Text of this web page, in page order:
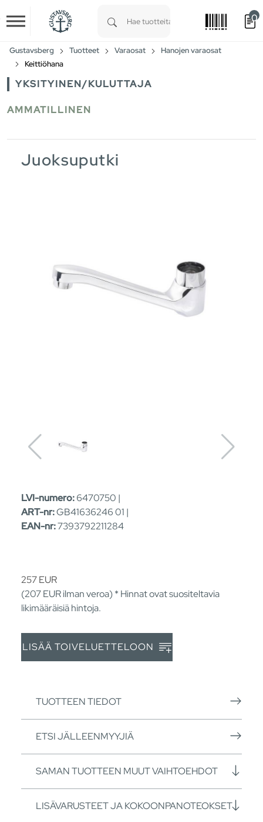
Skip to main content
0
Gustavsberg Tuotteet Varaosat
Hanojen varaosat
Keittiöhana
YKSITYINEN/KULUTTAJA
AMMATILLINEN
Juoksuputki
LVI-numero:6470750 |
ART-nr:GB41636246 01 |
EAN-nr:7393792211284
257EUR
(207EURilman veroa) * Hinnat ovat suositeltavia
likimääräisiä hintoja.
LISÄÄ TOIVELUETTELOON
TUOTTEEN TIEDOT
ETSI JÄLLEENMYYJIÄ
SAMAN TUOTTEEN MUUT VAIHTOEHDOT
LISÄVARUSTEET JA KOKOONPANOTEOKSET